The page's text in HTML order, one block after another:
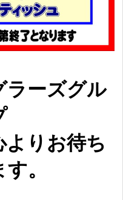
ラーズグル
よりお待ち
。